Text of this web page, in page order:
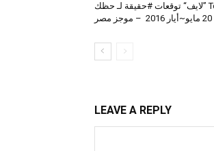
Today ”لايف“ توقعات #حقيقة لـ حظك
LEAVE A REPLY